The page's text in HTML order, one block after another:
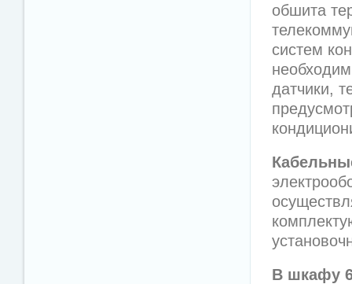
обшита
систем
датчики,
В шкафу